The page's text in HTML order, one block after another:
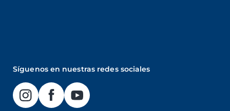
Síguenos en nuestras redes sociales